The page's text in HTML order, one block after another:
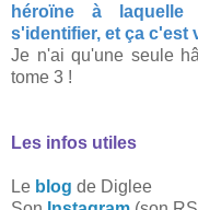
héroïne à
s'identifier, et ça c'est
Je n'ai qu'une seule
tome 3 !
Les infos utiles
Le blog de Diglee